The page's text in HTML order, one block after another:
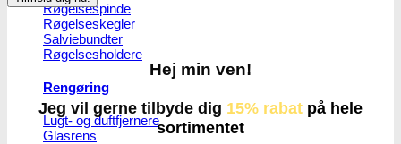
Røgelsespinde
Røgelseskegler
Salviebundter
Røgelsesholdere
Rengøring
Lugt- og duftfjernere
Glasrens
Hej min ven!
Jeg vil gerne tilbyde dig 15% rabat på hele
sortimentet